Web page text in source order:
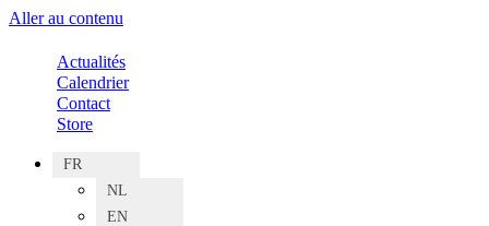
Aller au contenu
Actualités
Calendrier
Contact
Store
FR
NL
EN